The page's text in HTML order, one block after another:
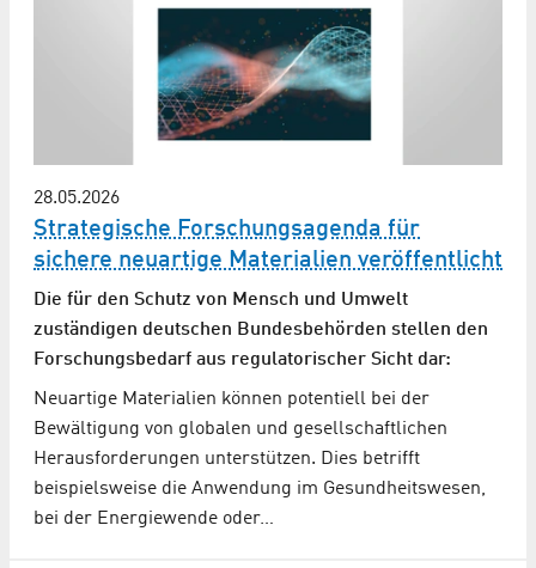
28.05.2026
Strategische Forschungsagenda für
sichere neuartige Materialien veröffentlicht
Die für den Schutz von Mensch und Umwelt
zuständigen deutschen Bundesbehörden stellen den
Forschungsbedarf aus regulatorischer Sicht dar:
Neuartige Materialien können potentiell bei der
Bewältigung von globalen und gesellschaftlichen
Herausforderungen unterstützen. Dies betrifft
beispielsweise die Anwendung im Gesundheitswesen,
bei der Energiewende oder…